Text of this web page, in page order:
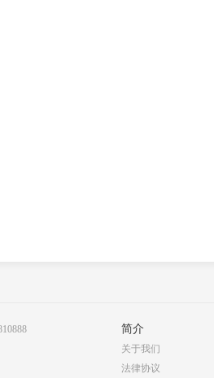
简介
关于我们
法律协议